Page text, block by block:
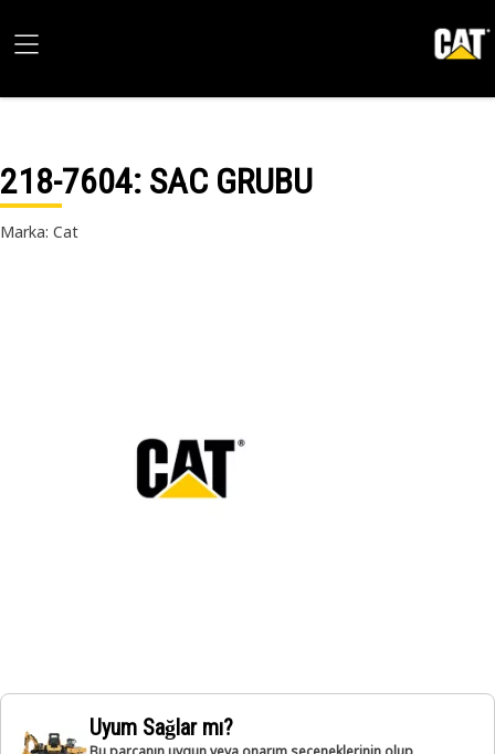
218-7604: SAC GRUBU
Marka: Cat
Uyum Sağlar mı?